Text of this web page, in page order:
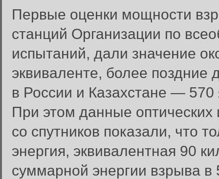
Первые оценки мощности
станций Организации по
испытаний, дали значение
эквиваленте, более поздние
в России и Казахстане — 570
При этом данные
со спутников показали, что
энергия, эквивалентная 90
суммарной энергии взрыва в